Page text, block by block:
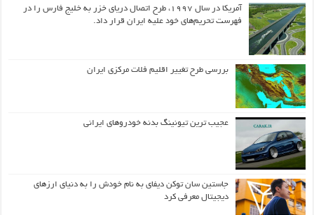
آمریکا در سال ۱۹۹۷، طرح اتصال دریای خزر به خلیج فارس را در
فهرست تحریم‌های خود علیه ایران قرار داد.
بررسی طرح تغییر اقلیم فلات مرکزی ایران
عجیب ترین تیونینگ بدنه خودروهای ایرانی
جاستین سان توکن دیفای به نام خودش را به دنیای ارزهای
دیجیتال معرفی کرد